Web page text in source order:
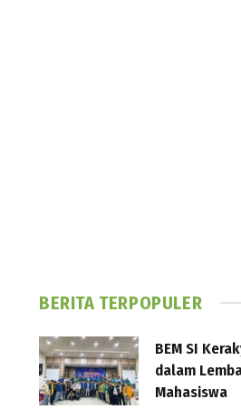
BERITA TERPOPULER
BEM SI
dalam
Mahasiswa